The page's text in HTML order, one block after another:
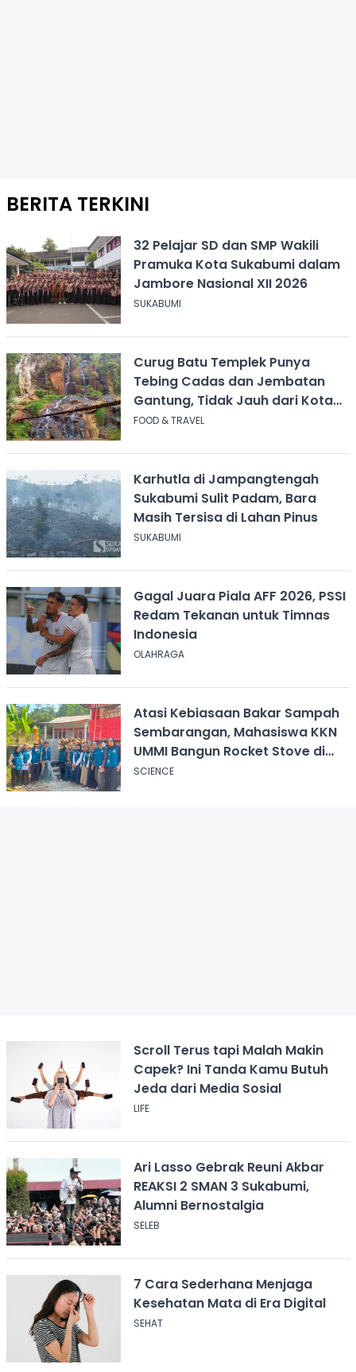
BERITA TERKINI
32 Pelajar SD dan SMP Wakili
Pramuka Kota Sukabumi dalam
Jambore Nasional XII 2026
SUKABUMI
Curug Batu Templek Punya
Tebing Cadas dan Jembatan
Gantung, Tidak Jauh dari Kota
Bandung
FOOD & TRAVEL
Karhutla di Jampangtengah
Sukabumi Sulit Padam, Bara
Masih Tersisa di Lahan Pinus
SUKABUMI
Gagal Juara Piala AFF 2026, PSSI
Redam Tekanan untuk Timnas
Indonesia
OLAHRAGA
Atasi Kebiasaan Bakar Sampah
Sembarangan, Mahasiswa KKN
UMMI Bangun Rocket Stove di
Desa Pagelaran
SCIENCE
Scroll Terus tapi Malah Makin
Capek? Ini Tanda Kamu Butuh
Jeda dari Media Sosial
LIFE
Ari Lasso Gebrak Reuni Akbar
REAKSI 2 SMAN 3 Sukabumi,
Alumni Bernostalgia
SELEB
7 Cara Sederhana Menjaga
Kesehatan Mata di Era Digital
SEHAT